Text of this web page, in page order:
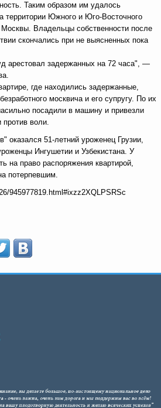
Таким образом им удалось
территории Южного и Юго-Восточного
Москвы. Владельцы собственности после
скончались при не выясненных пока
арестовал задержанных на 72 часа", —
где находились задержанные,
москвича и его супругу. По их
посадили в машину и привезли
против воли.
оказался 51-летний уроженец Грузии,
Ингушетии и Узбекистана. У
на право распоряжения квартирой,
потерпевшим.
945977819.html#ixzz2XQLPSRSc